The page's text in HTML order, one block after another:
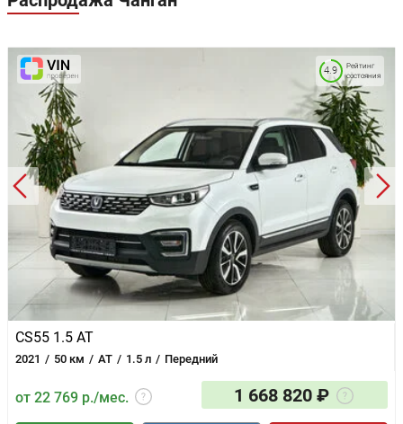
CS55 1.5 AT
2021 50 км AT 1.5 л Передний
Рейтинг
состояния
4.9
от 22 769 р./мес. 1 668 820 ₽